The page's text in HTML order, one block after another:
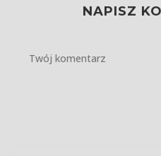
NAPISZ